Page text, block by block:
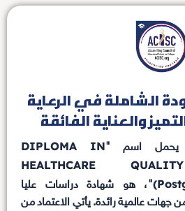
الشاملة في الرعاية
والعناية الفائقة
يحمل اسم "DIPLOMA IN
HEALTHCARE
"، هو شهادة دراسات عليا
جهات عالمية رائدة. يأتي الاعتماد من